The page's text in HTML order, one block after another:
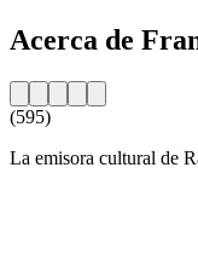
Acerca de
(595)
La emisora cultural de